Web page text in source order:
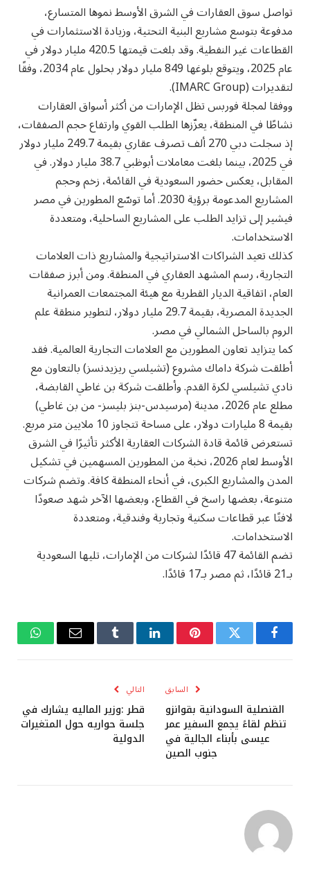
‎تواصل سوق العقارات في الشرق الأوسط نموها المتسارع،
مدفوعة بتوسع مشاريع البنية التحتية، وزيادة الاستثمارات في
القطاعات غير النفطية. وقد بلغت قيمتها 420.5 مليار دولار في
عام 2025، ويتوقع بلوغها 849 مليار دولار بحلول عام 2034، وفقًا
لتقديرات (IMARC Group).
‎ووفقا لمجلة فوربس تظل الإمارات من أكثر أسواق العقارات
نشاطًا في المنطقة، يعزّزها الطلب القوي وارتفاع حجم الصفقات،
إذ سجلت دبي 270 ألف تصرف عقاري بقيمة 249.7 مليار دولار
في 2025، بينما بلغت معاملات أبوظبي 38.7 مليار دولار. في
المقابل، يعكس حضور السعودية في القائمة، زخم وحجم
المشاريع المدعومة برؤية 2030. أما توسّع المطورين في مصر
فيشير إلى تزايد الطلب على المشاريع الساحلية، ومتعددة
الاستخدامات.
‎كذلك تعيد الشراكات الاستراتيجية والمشاريع ذات العلامات
التجارية، رسم المشهد العقاري في المنطقة. ومن أبرز صفقات
العام، اتفاقية الديار القطرية مع هيئة المجتمعات العمرانية
الجديدة المصرية، بقيمة 29.7 مليار دولار، لتطوير منطقة علم
الروم بالساحل الشمالي في مصر.
‎كما يتزايد تعاون المطورين مع العلامات التجارية العالمية. فقد
أطلقت شركة داماك مشروع (تشيلسي ريزيدنسز) بالتعاون مع
نادي تشيلسي لكرة القدم. وأطلقت شركة بن غاطي القابضة،
مطلع عام 2026، مدينة (مرسيدس-بنز بليسز- من بن غاطي)
بقيمة 8 مليارات دولار، على مساحة تتجاوز 10 ملايين متر مربع.
‎تستعرض قائمة قادة الشركات العقارية الأكثر تأثيرًا في الشرق
الأوسط لعام 2026، نخبة من المطورين المسهمين في تشكيل
المدن والمشاريع الكبرى، في أنحاء المنطقة كافة. وتضم شركات
متنوعة، بعضها راسخ في القطاع، وبعضها الآخر شهد صعودًا
لافتًا عبر قطاعات سكنية وتجارية وفندقية، ومتعددة
الاستخدامات.
‎تضم القائمة 47 قائدًا لشركات من الإمارات، تليها السعودية
بـ21 قائدًا، ثم مصر بـ17 قائدًا.
فيسبوكتويتر بينتيريستلينكدإن Tumblr البريد
السابق
القنصلية السودانية بقوانزو
تنظم لقاءً يجمع السفير عمر
عيسى بأبناء الجالية في
جنوب الصين
التالي
قطر :وزير الماليه يشارك في
جلسة حواريه حول المتغيرات
الدولية